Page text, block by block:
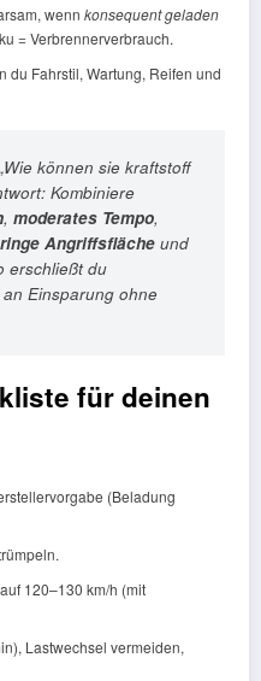
wenn konsequent geladen
= Verbrennerverbrauch.
du Fahrstil, Wartung, Reifen und
können sie kraftstoff
Kombiniere
, moderates Tempo,
Angriffsfläche und
erschließt du
an Einsparung ohne
für deinen
(Beladung
120–130 km/h (mit
Lastwechsel vermeiden,